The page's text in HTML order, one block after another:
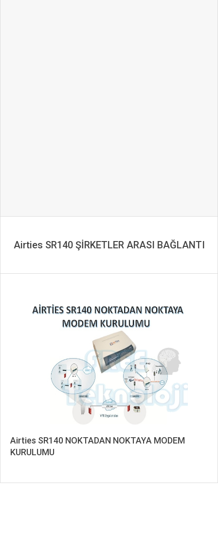
Airties SR140 ŞİRKETLER ARASI BAĞLANTI
Airties SR140 NOKTADAN NOKTAYA MODEM
KURULUMU